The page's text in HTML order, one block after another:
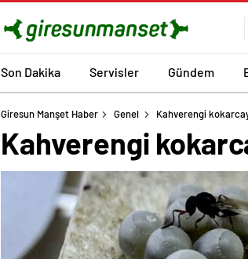
Son Dakika Servisler Gündem
Giresun Manşet Haber Genel Kahverengi
Kahverengi